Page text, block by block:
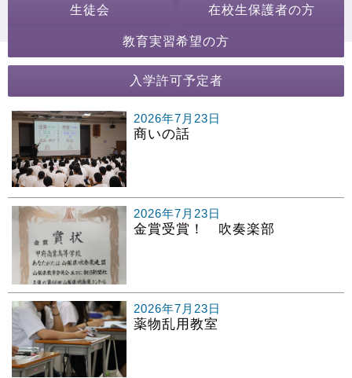
生徒会 在校生保護者の方
教育実習希望の方
入学許可予定者
2026年7月23日
商いの話
2026年7月23日
金賞受賞！ 吹奏楽部
2026年7月23日
薬物乱用教室